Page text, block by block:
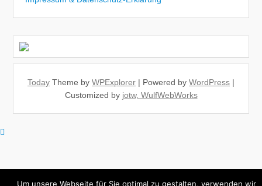
Today Theme by WPExplorer | Powered by WordPress |
Customized by jotw, WulfWebWorks
Um unsere Webseite für Sie optimal zu gestalten, verwenden wir